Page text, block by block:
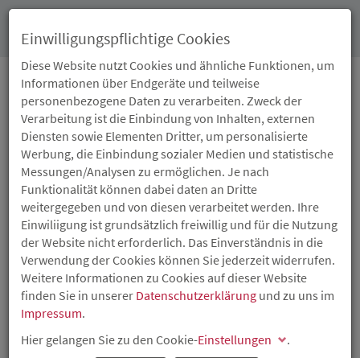
PRESSEARCHIV
Bezahlbares Wohnen: Land fördert Neubauprojekt
in Rohrbach
23.05.2024
ISB-Darlehenin Höhe von rund 2,6 Millionen Euro und
Tilgungszuschüsse von rund 1,2 Millionen Euro
Weiterlesen
ISB beteiligt sich an der Evolime GmbH aus
Freinsheim
Einwilligungspflichtige Cookies
Diese Website nutzt Cookies und ähnliche Funktionen, um
Informationen über Endgeräte und teilweise
personenbezogene Daten zu verarbeiten. Zweck der
Verarbeitung ist die Einbindung von Inhalten, externen
Diensten sowie Elementen Dritter, um personalisierte
Werbung, die Einbindung sozialer Medien und statistische
Messungen/Analysen zu ermöglichen. Je nach
Funktionalität können dabei daten an Dritte
weitergegeben und von diesen verarbeitet werden. Ihre
Einwiliigung ist grundsätzlich freiwillig und für die Nutzung
der Website nicht erforderlich. Das Einverständnis in die
Verwendung der Cookies können Sie jederzeit widerrufen.
Weitere Informationen zu Cookies auf dieser Website
finden Sie in unserer Datenschutzerklärung und zu uns im
Impressum.
Hier gelangen Sie zu den Cookie-Einstellungen
.